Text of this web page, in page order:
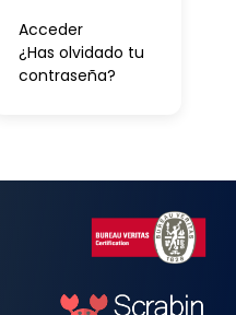
Acceder
¿Has olvidado tu
contraseña?